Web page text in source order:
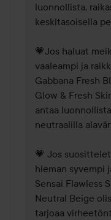
luonnollista,
keskitasoisella
💗Jos haluat
vaaleampi ja
Gabbana Fresh
Glow & Fresh
antaa
neutraalilla
💗 Jos
hieman syvempi
Sensai Flawless
Neutral Beige
tarjoaa